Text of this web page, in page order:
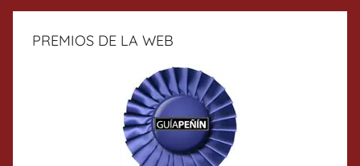
PREMIOS DE LA WEB